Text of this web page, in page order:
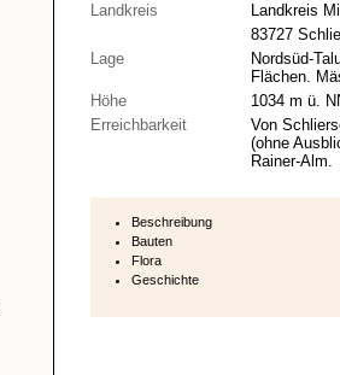
Landkreis
Landkreis
83727
Lage
Nordsüd-
Flächen.
Höhe
1034 m ü.
Erreichbarkeit
Von
(ohne
Rainer-Alm.
Beschreibung
Bauten
Flora
Geschichte